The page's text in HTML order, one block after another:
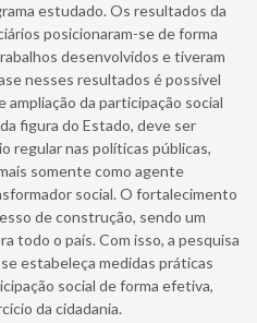
estudado. Os resultados da
posicionaram-se de forma
desenvolvidos e tiveram
nesses resultados é possível
da participação social
figura do Estado, deve ser
regular nas políticas públicas,
somente como agente
social. O fortalecimento
de construção, sendo um
todo o país. Com isso, a pesquisa
estabeleça medidas práticas
social de forma efetiva,
da cidadania.